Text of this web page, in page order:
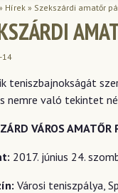
Hírek » Szekszárdi amatőr
14
teniszbajnokságát
nemre való tekintet
VÁROS AMATŐR
2017. június 24.
Városi teniszpálya,